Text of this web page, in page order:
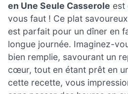
en Une Seule Casserole est
vous faut ! Ce plat
est parfait pour un dîner en
longue journée. Imaginez-
bien remplie, savourant un
cœur, tout en étant prêt en
cette recette, vous